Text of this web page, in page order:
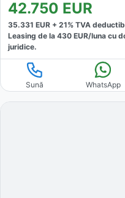
42.750 EUR
35.331 EUR + 21% TVA
Leasing de la 430 EUR/luna cu
juridice.
Sună WhatsApp